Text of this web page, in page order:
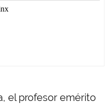
el profesor emérito